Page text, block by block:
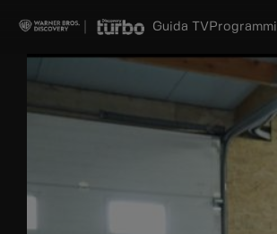
Guida TV Programmi